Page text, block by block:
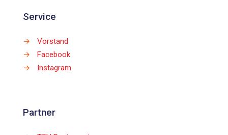
Service
→
Vorstand
→
Facebook
→
Instagram
Partner